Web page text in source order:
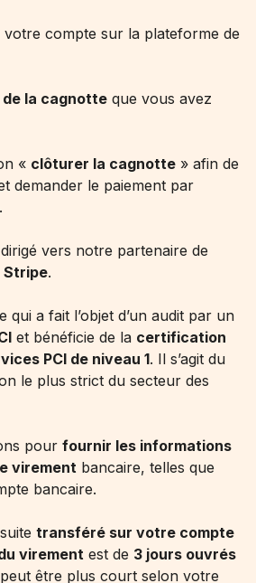
votre compte sur la plateforme de
la cagnotte que vous avez
« clôturer la cagnotte » afin de
demander le paiement par
.
vers notre partenaire de
Stripe.
qui a fait l’objet d’un audit par un
et bénéficie de la certification
PCI de niveau 1. Il s’agit du
le plus strict du secteur des
pour fournir les informations
virement bancaire, telles que
bancaire.
transféré sur votre compte
virement est de 3 jours ouvrés
être plus court selon votre